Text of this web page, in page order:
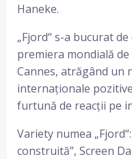
Haneke.
„Fjord“ s-a bucurat
premiera mondială de
Cannes, atrăgând un
internaționale
furtună de reacții pe
Variety numea
construită”, Screen